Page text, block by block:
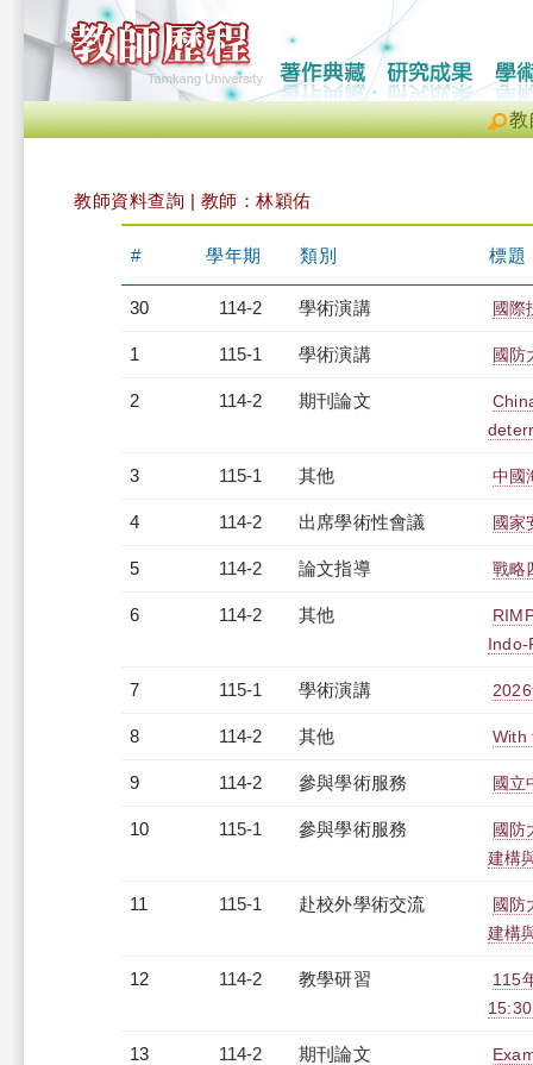
教
教師資料查詢 | 教師：林穎佑
# 學年期 類別 標題
30 114-2 學術演講 國際
1 115-1 學術演講 國防
2 114-2 期刊論文
3 115-1 其他 中國
4 114-2 出席學術性會議 國家
5 114-2 論文指導 戰略
6 114-2 其他
Indo-
7 115-1 學術演講
8 114-2 其他 With
9 114-2 參與學術服務 國立
10 115-1 參與學術服務
國防
建構
11 115-1 赴校外學術交流
國防
建構
12 114-2 教學研習
115
13 114-2 期刊論文